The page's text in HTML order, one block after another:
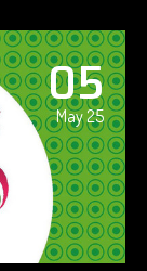
05
May 25